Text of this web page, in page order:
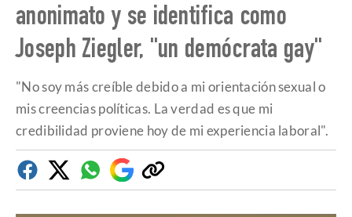
anonimato y se identifica como
Joseph Ziegler, "un demócrata gay"
"No soy más creíble debido a mi orientación sexual o
mis creencias políticas. La verdad es que mi
credibilidad proviene hoy de mi experiencia laboral".
FacebookTwitterWhatsapp
Google
Discover
Copiar
enlace